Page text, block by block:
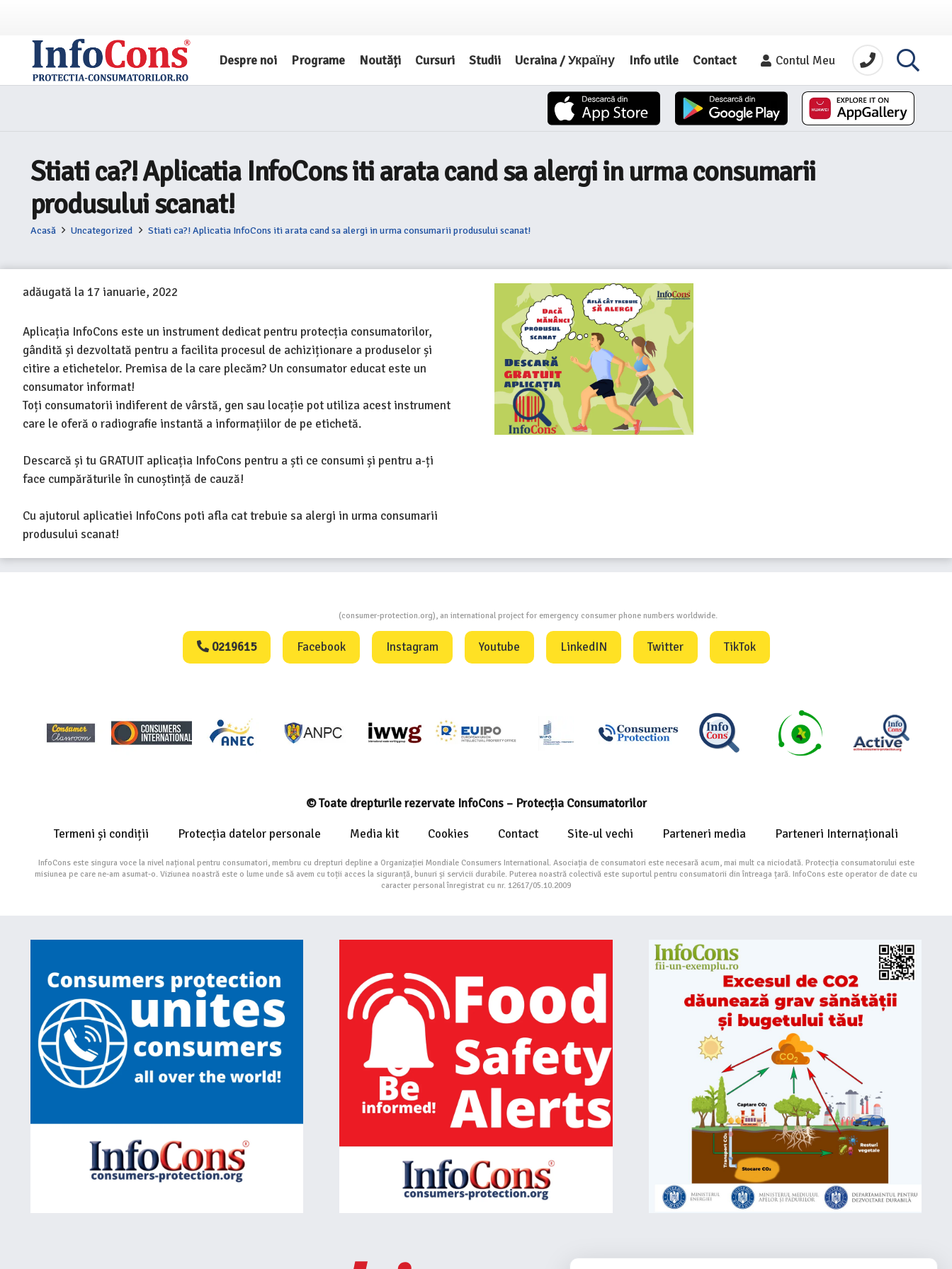
Despre noi Programe Noutăți Cursuri Studii Ucraina / Україну Info utile Contact Contul Meu
Stiati ca?! Aplicatia InfoCons iti arata cand sa alergi in urma consumarii
produsului scanat!
Acasă Uncategorized Stiati ca?! Aplicatia InfoCons iti arata cand sa alergi in urma consumarii produsului scanat!
adăugată la 17 ianuarie, 2022
Aplicația InfoCons este un instrument dedicat pentru protecția consumatorilor,
gândită și dezvoltată pentru a facilita procesul de achiziționare a produselor și
citire a etichetelor. Premisa de la care plecăm? Un consumator educat este un
consumator informat!
Toți consumatorii indiferent de vârstă, gen sau locație pot utiliza acest instrument
care le oferă o radiografie instantă a informațiilor de pe etichetă.
Descarcă și tu GRATUIT aplicația InfoCons pentru a ști ce consumi și pentru a-ți
face cumpărăturile în cunoștință de cauză!
Cu ajutorul aplicatiei InfoCons poti afla cat trebuie sa alergi in urma consumarii
produsului scanat!
(consumer-protection.org), an international project for emergency consumer phone numbers worldwide.
0219615 Facebook Instagram Youtube LinkedIN Twitter TikTok
© Toate drepturile rezervate InfoCons – Protecția Consumatorilor
Termeni și condiții Protecția datelor personale Media kit Cookies Contact Site-ul vechi Parteneri media Parteneri Internaționali
InfoCons este singura voce la nivel național pentru consumatori, membru cu drepturi depline a Organizației Mondiale Consumers International. Asociația de consumatori este necesară acum, mai mult ca niciodată. Protecția consumatorului este
misiunea pe care ne-am asumat-o. Viziunea noastră este o lume unde să avem cu toții acces la siguranță, bunuri și servicii durabile. Puterea noastră colectivă este suportul pentru consumatorii din întreaga țară. InfoCons este operator de date cu
caracter personal înregistrat cu nr. 12617/05.10.2009